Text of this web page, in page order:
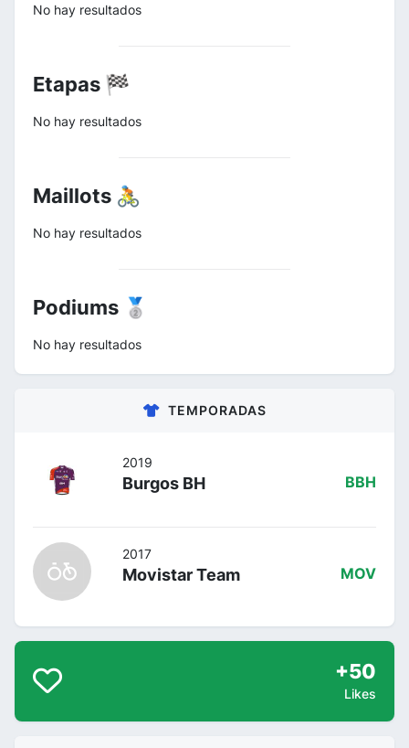
No hay resultados
Etapas 🏁
No hay resultados
Maillots 🚴
No hay resultados
Podiums 🥈
No hay resultados
TEMPORADAS
2019
Burgos BH BBH
2017
Movistar Team MOV
+50
Likes